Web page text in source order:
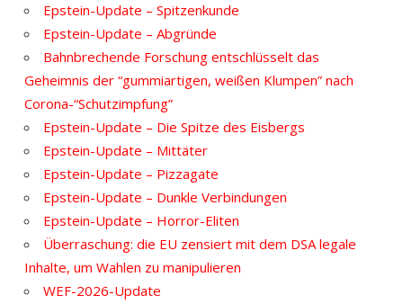
Epstein-Update – Spitzenkunde
Epstein-Update – Abgründe
Bahnbrechende Forschung entschlüsselt das
Geheimnis der “gummiartigen, weißen Klumpen” nach
Corona-“Schutzimpfung”
Epstein-Update – Die Spitze des Eisbergs
Epstein-Update – Mittäter
Epstein-Update – Pizzagate
Epstein-Update – Dunkle Verbindungen
Epstein-Update – Horror-Eliten
Überraschung: die EU zensiert mit dem DSA legale
Inhalte, um Wahlen zu manipulieren
WEF-2026-Update